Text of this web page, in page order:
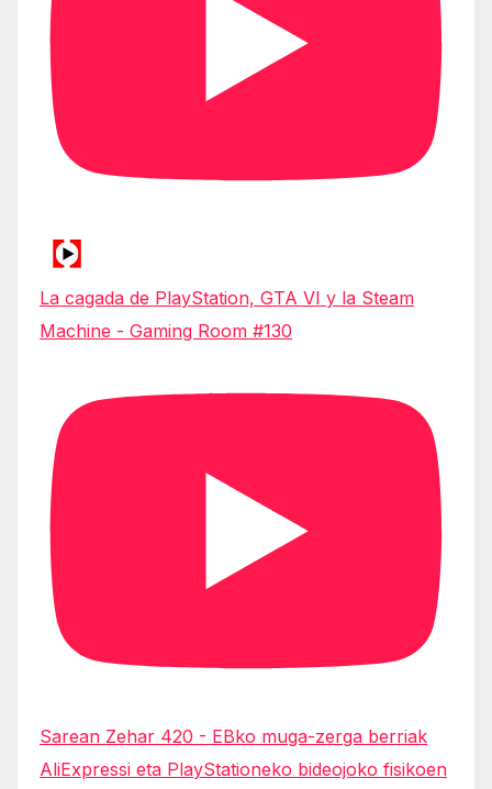
La cagada de PlayStation, GTA VI y la Steam
Machine - Gaming Room #130
Sarean Zehar 420 - EBko muga-zerga berriak
AliExpressi eta PlayStationeko bideojoko fisikoen